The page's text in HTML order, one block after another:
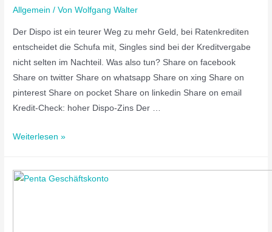
Allgemein / VonWolfgang Walter
Der Dispo ist ein teurer Weg zu mehr Geld, bei Ratenkrediten
entscheidet die Schufa mit, Singles sind bei der Kreditvergabe
nicht selten im Nachteil. Was also tun? Share on facebook
Share on twitter Share on whatsapp Share on xing Share on
pinterest Share on pocket Share on linkedin Share on email
Kredit-Check: hoher Dispo-Zins Der …
Weiterlesen »